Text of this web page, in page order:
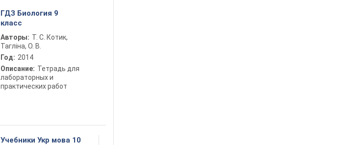
ГДЗ Биология 9
класс
Авторы: Т. С. Котик,
Тагліна, О. В.
Год: 2014
Описание: Тетрадь для
лабораторных и
практических работ
Учебники Укр мова 10